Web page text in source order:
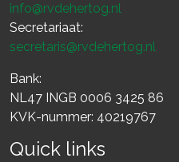
info@rvdehertog.nl
Secretariaat:
secretaris@rvdehertog.nl
Bank:
NL47 INGB 0006 3425 86
KVK-nummer: 40219767
Quick links